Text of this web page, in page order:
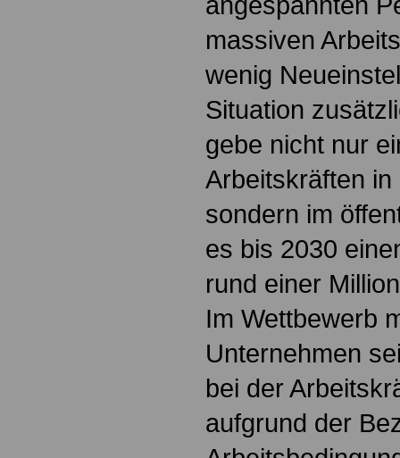
massiven
wenig
Situation
gebe nicht nur
Arbeitskräften
sondern im
es bis 2030
rund einer
Im Wettbewerb
Unternehmen
bei der
aufgrund der